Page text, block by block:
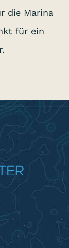
die Marina
für ein